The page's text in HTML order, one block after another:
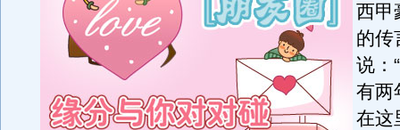
西甲
的传
说：
有两
在这